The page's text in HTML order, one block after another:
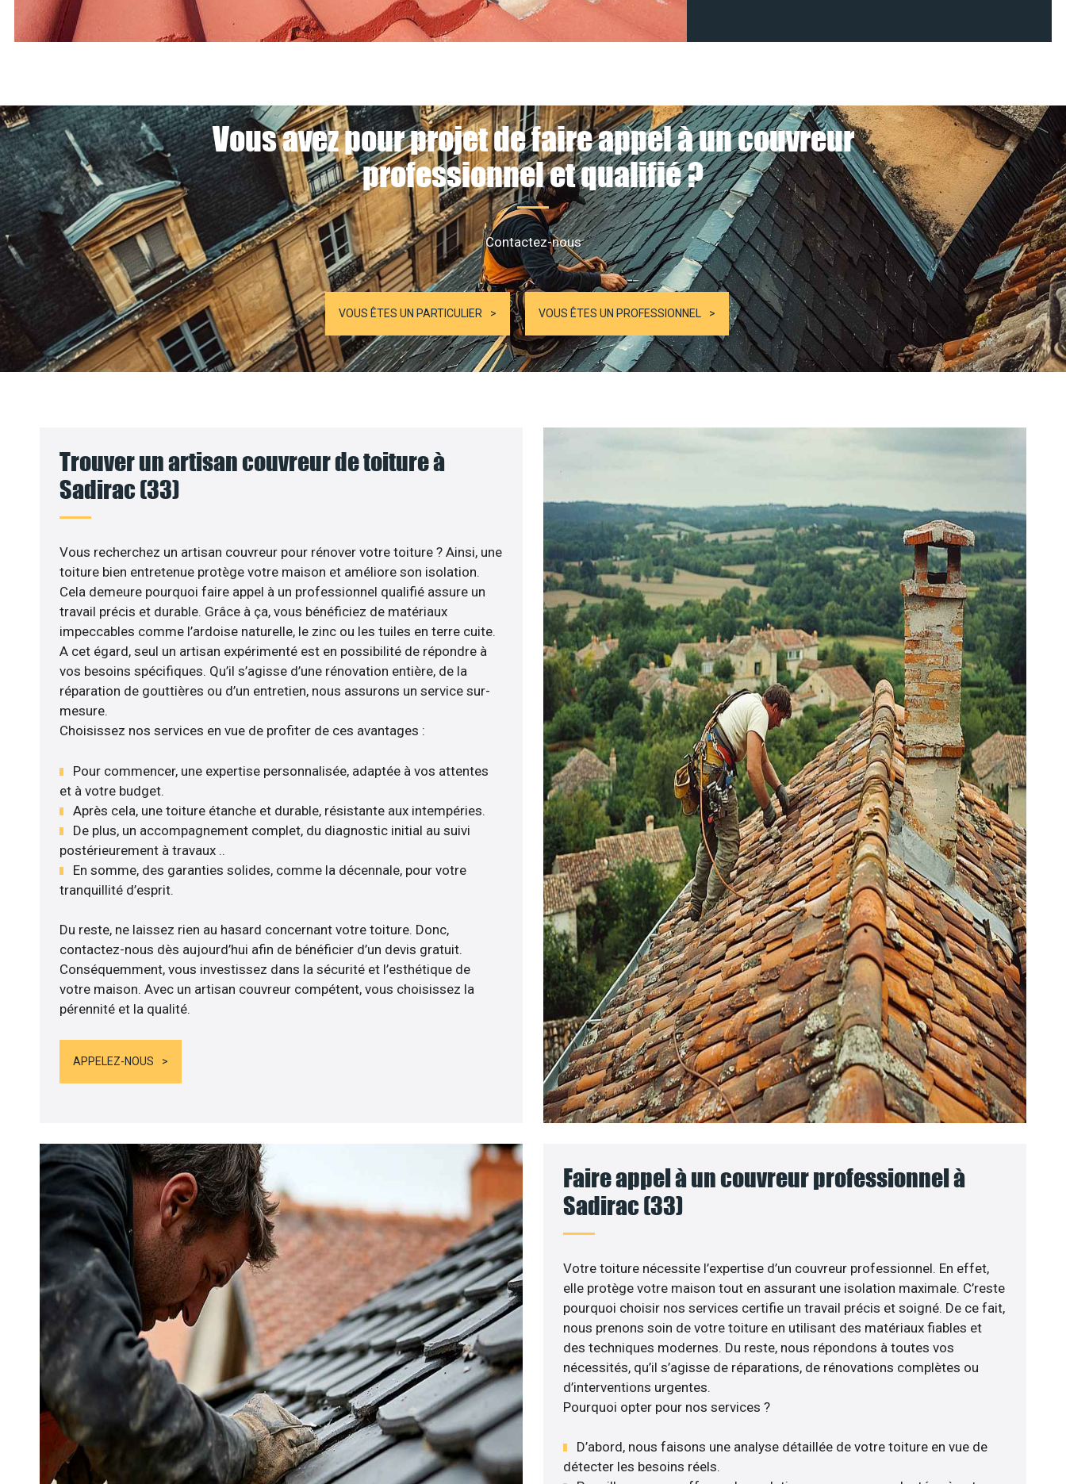
Vous avez pour projet de faire appel à un couvreur
professionnel et qualifié ?
Contactez-nous
VOUS ÊTES UN PARTICULIER VOUS ÊTES UN PROFESSIONNEL
Trouver un artisan couvreur de toiture à
Sadirac (33)
Vous recherchez un artisan couvreur pour rénover votre toiture ? Ainsi, une
toiture bien entretenue protège votre maison et améliore son isolation.
Cela demeure pourquoi faire appel à un professionnel qualifié assure un
travail précis et durable. Grâce à ça, vous bénéficiez de matériaux
impeccables comme l’ardoise naturelle, le zinc ou les tuiles en terre cuite.
A cet égard, seul un artisan expérimenté est en possibilité de répondre à
vos besoins spécifiques. Qu’il s’agisse d’une rénovation entière, de la
réparation de gouttières ou d’un entretien, nous assurons un service sur-
mesure.
Choisissez nos services en vue de profiter de ces avantages :
Pour commencer, une expertise personnalisée, adaptée à vos attentes
et à votre budget.
Après cela, une toiture étanche et durable, résistante aux intempéries.
De plus, un accompagnement complet, du diagnostic initial au suivi
postérieurement à travaux ..
En somme, des garanties solides, comme la décennale, pour votre
tranquillité d’esprit.
Du reste, ne laissez rien au hasard concernant votre toiture. Donc,
contactez-nous dès aujourd’hui afin de bénéficier d’un devis gratuit.
Conséquemment, vous investissez dans la sécurité et l’esthétique de
votre maison. Avec un artisan couvreur compétent, vous choisissez la
pérennité et la qualité.
APPELEZ-NOUS
Faire appel à un couvreur professionnel à
Sadirac (33)
Votre toiture nécessite l’expertise d’un couvreur professionnel. En effet,
elle protège votre maison tout en assurant une isolation maximale. C’reste
pourquoi choisir nos services certifie un travail précis et soigné. De ce fait,
nous prenons soin de votre toiture en utilisant des matériaux fiables et
des techniques modernes. Du reste, nous répondons à toutes vos
nécessités, qu’il s’agisse de réparations, de rénovations complètes ou
d’interventions urgentes.
Pourquoi opter pour nos services ?
D’abord, nous faisons une analyse détaillée de votre toiture en vue de
détecter les besoins réels.